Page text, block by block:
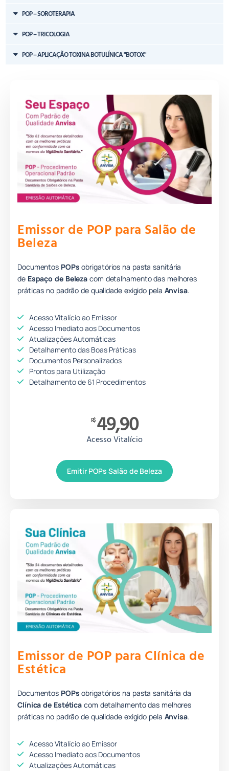
POP – SOROTERAPIA
POP – TRICOLOGIA
POP – APLICAÇÃO TOXINA BOTULÍNICA "BOTOX"
Emissor de POP para Salão de
Beleza
Documentos POPs obrigatórios na pasta sanitária
de Espaço de Belezacom detalhamento das melhores
práticas no padrão de qualidade exigido pela Anvisa.
Acesso Vitalício ao Emissor
Acesso Imediato aos Documentos
Atualizações Automáticas
Detalhamento das Boas Práticas
Documentos Personalizados
Prontos para Utilização
Detalhamento de 61 Procedimentos
R$ 49,90
Acesso Vitalício
Emitir POPs Salão de Beleza
Emissor de POP para Clínica de
Estética
Documentos POPs obrigatórios na pasta sanitária da
Clínica de Estética com detalhamento das melhores
práticas no padrão de qualidade exigido pela Anvisa.
Acesso Vitalício ao Emissor
Acesso Imediato aos Documentos
Atualizações Automáticas